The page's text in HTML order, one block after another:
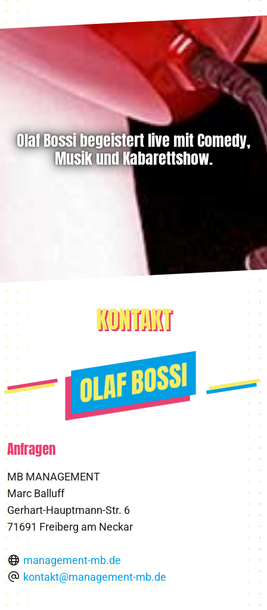
Olaf Bossi begeistert live mit Comedy,
Musik und Kabarettshow.
KONTAKT
Anfragen
MB MANAGEMENT
Marc Balluff
Gerhart-Hauptmann-Str. 6
71691 Freiberg am Neckar
management-mb.de
kontakt@management-mb.de